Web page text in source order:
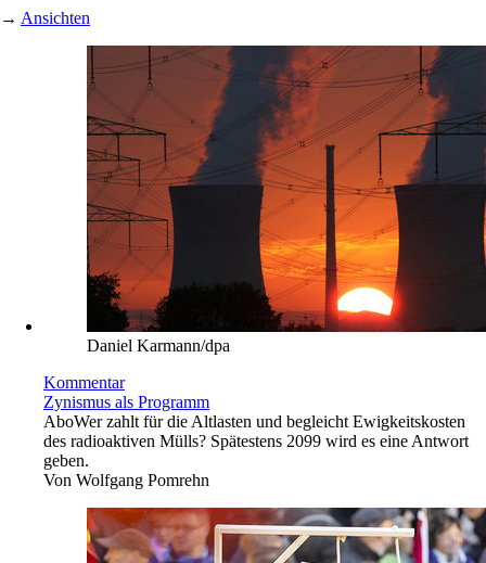
→ Ansichten
Daniel Karmann/dpa
Kommentar
Zynismus als Programm
AboWer zahlt für die Altlasten und begleicht Ewigkeitskosten
des radioaktiven Mülls? Spätestens 2099 wird es eine Antwort
geben.
Von Wolfgang Pomrehn